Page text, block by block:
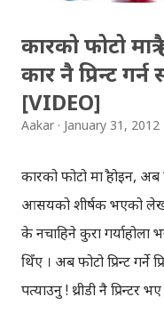
कारको फोटो
कार नै प्रिन्ट
[VIDEO]
Aakar January 31, 2012
कारको फोटो मात्रै होइन, अब
आसयको शीर्षक भएको
के नचाहिने कुरा गर्याहोला
थिँए । अब फोटो प्रिन्ट गर्ने
पत्याउनु ! थ्रीडी नै प्रिन्टर